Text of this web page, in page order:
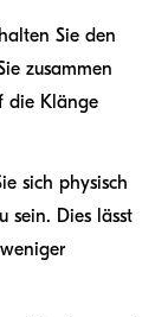
Sie den
zusammen
die Klänge
sich physisch
sein. Dies lässt